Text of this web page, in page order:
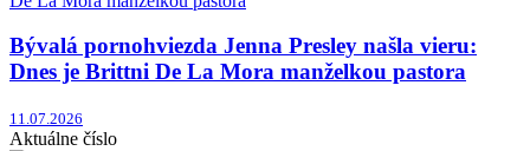
Bývalá pornohviezda Jenna Presley našla vieru:
Dnes je Brittni De La Mora manželkou pastora
11.07.2026
Aktuálne číslo